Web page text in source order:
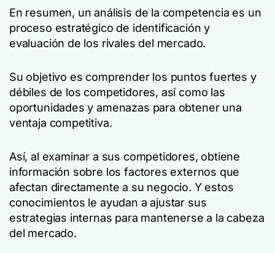
En resumen, un análisis de la competencia es un
proceso estratégico de identificación y
evaluación de los rivales del mercado.
Su objetivo es comprender los puntos fuertes y
débiles de los competidores, así como las
oportunidades y amenazas para obtener una
ventaja competitiva.
Así, al examinar a sus competidores, obtiene
información sobre los factores externos que
afectan directamente a su negocio. Y estos
conocimientos le ayudan a ajustar sus
estrategias internas para mantenerse a la cabeza
del mercado.